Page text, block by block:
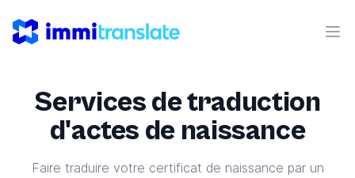
ImmiTranslate
Services de traduction
d'actes de naissance
Faire traduire votre certificat de naissance par un